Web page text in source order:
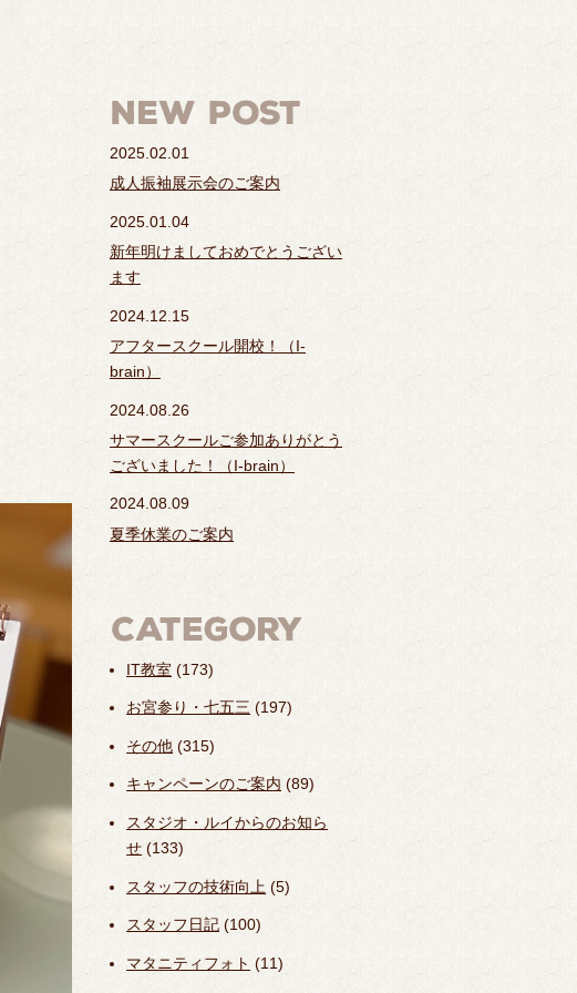
2025.02.01
成人振袖展示会のご案内
2025.01.04
新年明けましておめでとうござい
ます
2024.12.15
アフタースクール開校！（I-
brain）
2024.08.26
サマースクールご参加ありがとう
ございました！（I-brain）
2024.08.09
夏季休業のご案内
IT教室 (173)
お宮参り・七五三 (197)
その他 (315)
キャンペーンのご案内 (89)
スタジオ・ルイからのお知ら
せ (133)
スタッフの技術向上 (5)
スタッフ日記 (100)
マタニティフォト (11)